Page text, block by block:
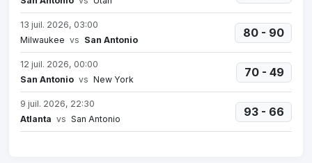
13 juil. 2026, 03:00
Milwaukee vs San Antonio
80 - 90
12 juil. 2026, 00:00
San Antonio vs New York
70 - 49
9 juil. 2026, 22:30
Atlanta vs San Antonio
93 - 66